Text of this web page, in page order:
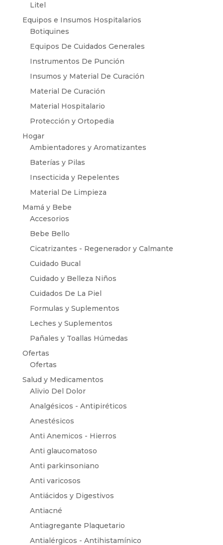
Litel
Equipos e Insumos Hospitalarios
Botiquines
Equipos De Cuidados Generales
Instrumentos De Punción
Insumos y Material De Curación
Material De Curación
Material Hospitalario
Protección y Ortopedia
Hogar
Ambientadores y Aromatizantes
Baterías y Pilas
Insecticida y Repelentes
Material De Limpieza
Mamá y Bebe
Accesorios
Bebe Bello
Cicatrizantes - Regenerador y Calmante
Cuidado Bucal
Cuidado y Belleza Niños
Cuidados De La Piel
Formulas y Suplementos
Leches y Suplementos
Pañales y Toallas Húmedas
Ofertas
Ofertas
Salud y Medicamentos
Alivio Del Dolor
Analgésicos - Antipiréticos
Anestésicos
Anti Anemicos - Hierros
Anti glaucomatoso
Anti parkinsoniano
Anti varicosos
Antiácidos y Digestivos
Antiacné
Antiagregante Plaquetario
Antialérgicos - Antihistamínico